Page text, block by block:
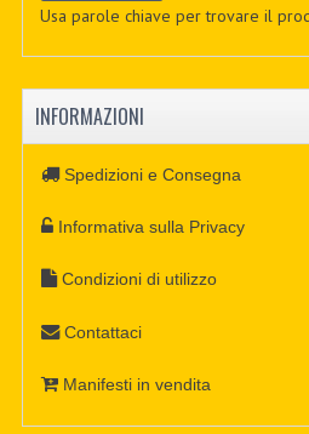
Usa parole chiave per trovare il
INFORMAZIONI
Spedizioni e Consegna
Informativa sulla Privacy
Condizioni di utilizzo
Contattaci
Manifesti in vendita